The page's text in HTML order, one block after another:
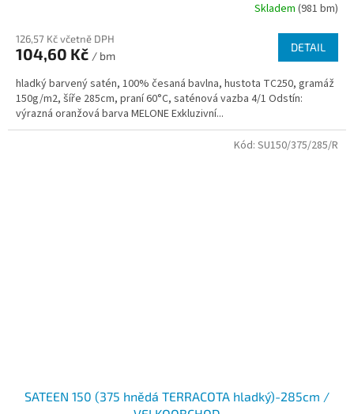
Skladem (981 bm)
126,57 Kč včetně DPH
104,60 Kč / bm
DETAIL
hladký barvený satén, 100% česaná bavlna, hustota TC250, gramáž
150g/m2, šíře 285cm, praní 60°C, saténová vazba 4/1 Odstín:
výrazná oranžová barva MELONE Exkluzivní...
SATEEN 150 (375 hnědá TERRACOTA hladký)-285cm /
Kód: SU150/375/285/R